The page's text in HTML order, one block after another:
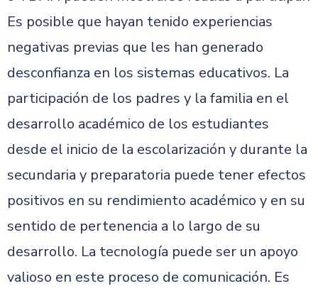
Es posible que hayan tenido experiencias
negativas previas que les han generado
desconfianza en los sistemas educativos. La
participación de los padres y la familia en el
desarrollo académico de los estudiantes
desde el inicio de la escolarización y durante la
secundaria y preparatoria puede tener efectos
positivos en su rendimiento académico y en su
sentido de pertenencia a lo largo de su
desarrollo. La tecnología puede ser un apoyo
valioso en este proceso de comunicación. Es